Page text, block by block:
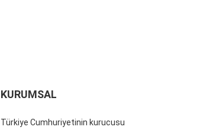
KURUMSAL
Türkiye Cumhuriyetinin kurucusu